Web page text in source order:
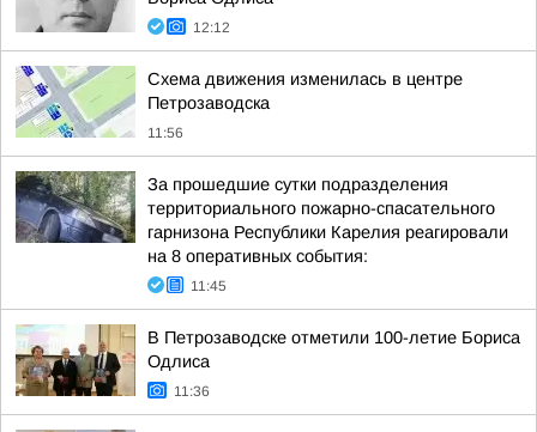
12:12
Схема движения изменилась в центре
Петрозаводска
11:56
За прошедшие сутки подразделения
территориального пожарно-спасательного
гарнизона Республики Карелия реагировали
на 8 оперативных события:
11:45
В Петрозаводске отметили 100-летие Бориса
Одлиса
11:36